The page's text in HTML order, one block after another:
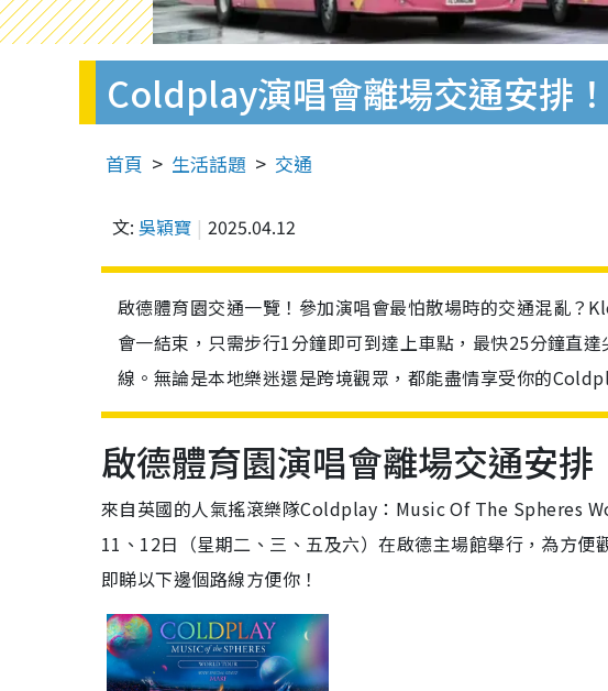
Coldplay演唱會離場交通安排
首頁 生活話題 交通
文: 吳穎寶 2025.04.12
啟德體育園交通一覽！參加演唱會最怕散場時的交通混亂？
會一結束，只需步行1分鐘即可到達上車點，最快25分鐘直
線。無論是本地樂迷還是跨境觀眾，都能盡情享受你的
啟德體育園演唱會離場交通安排
來自英國的人氣搖滾樂隊Coldplay：Music Of The Spheres
11、12日（星期二、三、五及六）在啟德主場館舉行，為方
即睇以下邊個路線方便你！